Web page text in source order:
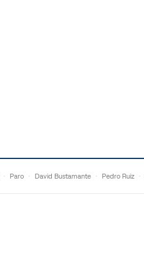
Paro David Bustamante Pedro Ruiz